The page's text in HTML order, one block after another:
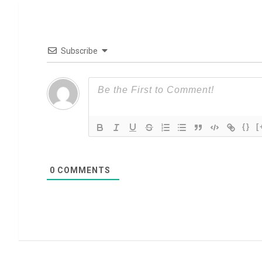
Subscribe
{}
0 COMMENTS